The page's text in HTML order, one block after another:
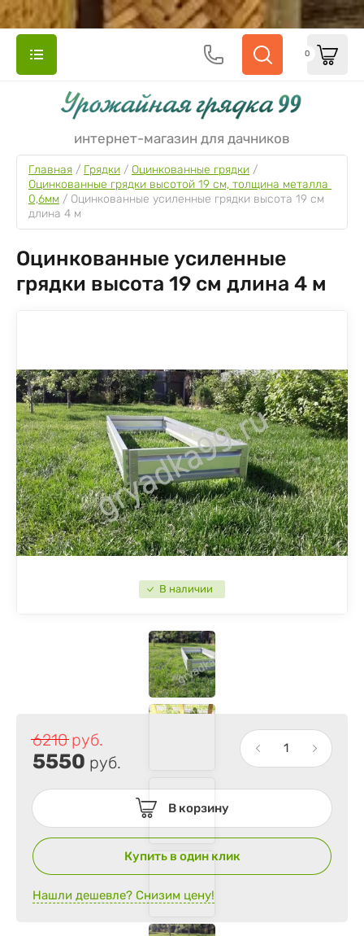
интернет-магазин для дачников
0
Главная / Грядки / Оцинкованные грядки
Оцинкованные грядки высотой 19 см, толщина металла
0,6мм / Оцинкованные усиленные грядки высота 19 см
длина 4 м
Оцинкованные усиленные
грядки высота 19 см длина 4 м
В наличии
6210руб.
5550 руб.
В корзину
Купить в один клик
Нашли дешевле? Снизим цену!